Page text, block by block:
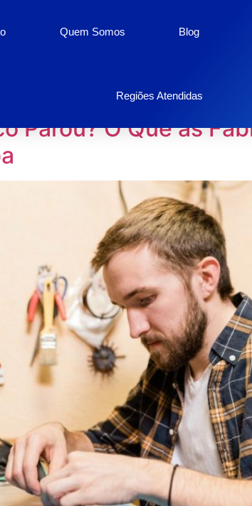
Quem Somos Blog
Regiões Atendidas
de 2026
Parou? O Que as